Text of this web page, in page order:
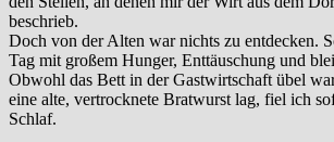
beschrieb.
Doch von der Alten war nichts zu entdecken.
Tag mit großem Hunger, Enttäuschung und
Obwohl das Bett in der Gastwirtschaft übel
eine alte, vertrocknete Bratwurst lag, fiel ich
Schlaf.